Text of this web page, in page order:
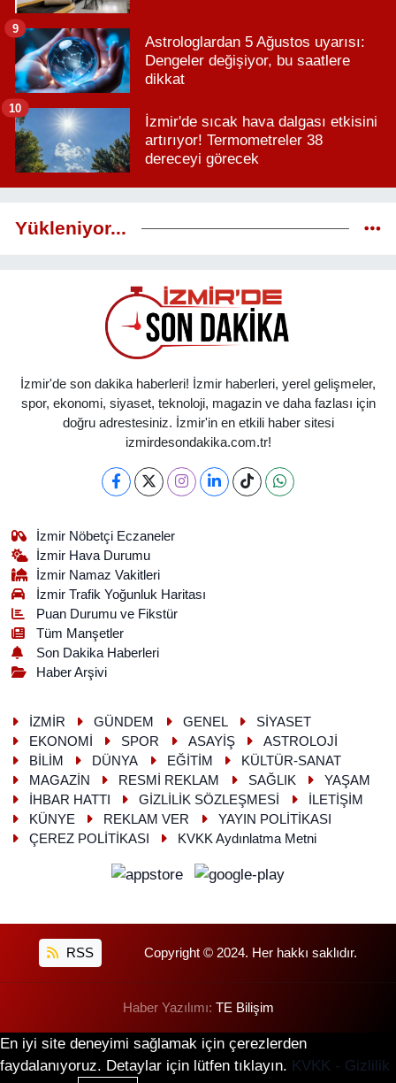
Astrologlardan 5 Ağustos uyarısı:
Dengeler değişiyor, bu saatlere
dikkat
9
İzmir'de sıcak hava dalgası etkisini
artırıyor! Termometreler 38
dereceyi görecek
10
Yükleniyor...
İzmir'de son dakika haberleri! İzmir haberleri, yerel gelişmeler,
spor, ekonomi, siyaset, teknoloji, magazin ve daha fazlası için
doğru adrestesiniz. İzmir'in en etkili haber sitesi
izmirdesondakika.com.tr!
İzmir Nöbetçi Eczaneler
İzmir Hava Durumu
İzmir Namaz Vakitleri
İzmir Trafik Yoğunluk Haritası
Puan Durumu ve Fikstür
Tüm Manşetler
Son Dakika Haberleri
Haber Arşivi
İZMİR GÜNDEM GENEL
SİYASET
EKONOMİ
SPOR ASAYİŞ
ASTROLOJİ
BİLİM
DÜNYA EĞİTİM
KÜLTÜR-SANAT
MAGAZİN
RESMİ REKLAM SAĞLIK
YAŞAM
İHBAR HATTI
GİZLİLİK SÖZLEŞMESİ
İLETİŞİM
KÜNYE
REKLAM VER
YAYIN POLİTİKASI
ÇEREZ POLİTİKASI
KVKK Aydınlatma Metni
RSS Copyright © 2024. Her hakkı saklıdır.
Haber Yazılımı: TE Bilişim
En iyi site deneyimi sağlamak için çerezlerden
faydalanıyoruz. Detaylar için lütfen tıklayın. KVKK - Gizlilik